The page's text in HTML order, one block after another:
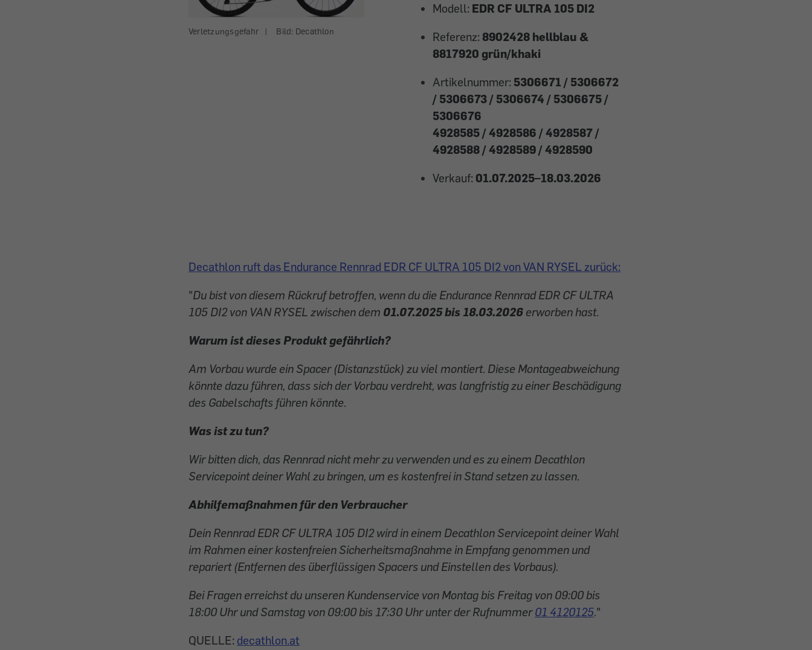
Verletzungsgefahr | Bild: Decathlon
Modell: EDR CF ULTRA 105 DI2
Referenz: 8902428 hellblau &
8817920 grün/khaki
Artikelnummer: 5306671 / 5306672
/ 5306673 / 5306674 / 5306675 /
5306676
4928585 / 4928586 / 4928587 /
4928588 / 4928589 / 4928590
Verkauf: 01.07.2025–18.03.2026
Decathlon ruft das Endurance Rennrad EDR CF ULTRA 105 DI2 von VAN RYSEL zurück:
"Du bist von diesem Rückruf betroffen, wenn du die Endurance Rennrad EDR CF ULTRA
105 DI2 von VAN RYSEL zwischen dem 01.07.2025 bis 18.03.2026 erworben hast.
Warum ist dieses Produkt gefährlich?
Am Vorbau wurde ein Spacer (Distanzstück) zu viel montiert. Diese Montageabweichung
könnte dazu führen, dass sich der Vorbau verdreht, was langfristig zu einer Beschädigung
des Gabelschafts führen könnte.
Was ist zu tun?
Wir bitten dich, das Rennrad nicht mehr zu verwenden und es zu einem Decathlon
Servicepoint deiner Wahl zu bringen, um es kostenfrei in Stand setzen zu lassen.
Abhilfemaßnahmen für den Verbraucher
Dein Rennrad EDR CF ULTRA 105 DI2 wird in einem Decathlon Servicepoint deiner Wahl
im Rahmen einer kostenfreien Sicherheitsmaßnahme in Empfang genommen und
repariert (Entfernen des überflüssigen Spacers und Einstellen des Vorbaus).
Bei Fragen erreichst du unseren Kundenservice von Montag bis Freitag von 09:00 bis
18:00 Uhr und Samstag von 09:00 bis 17:30 Uhr unter der Rufnummer01 4120125."
QUELLE: decathlon.at